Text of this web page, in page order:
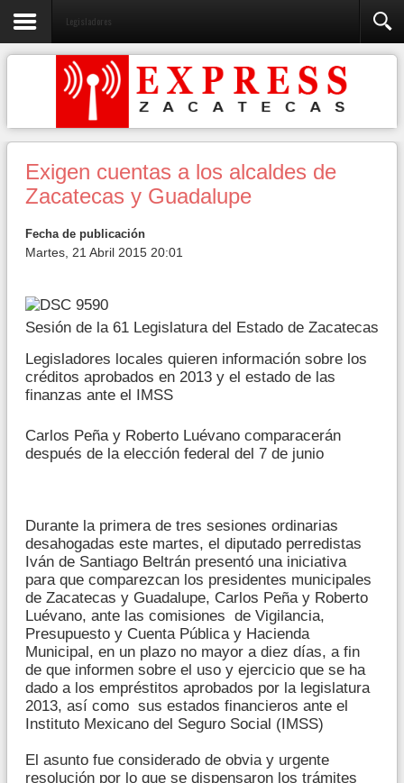
Legisladores
Exigen cuentas a los alcaldes de
Zacatecas y Guadalupe
Fecha de publicación
Martes, 21 Abril 2015 20:01
Sesión de la 61 Legislatura del Estado de Zacatecas
Legisladores locales quieren información sobre los
créditos aprobados en 2013 y el estado de las
finanzas ante el IMSS
Carlos Peña y Roberto Luévano comparacerán
después de la elección federal del 7 de junio
Durante la primera de tres sesiones ordinarias
desahogadas este martes, el diputado perredistas
Iván de Santiago Beltrán presentó una iniciativa
para que comparezcan los presidentes municipales
de Zacatecas y Guadalupe, Carlos Peña y Roberto
Luévano, ante las comisiones de Vigilancia,
Presupuesto y Cuenta Pública y Hacienda
Municipal, en un plazo no mayor a diez días, a fin
de que informen sobre el uso y ejercicio que se ha
dado a los empréstitos aprobados por la legislatura
2013, así como sus estados financieros ante el
Instituto Mexicano del Seguro Social (IMSS)
El asunto fue considerado de obvia y urgente
resolución por lo que se dispensaron los trámites